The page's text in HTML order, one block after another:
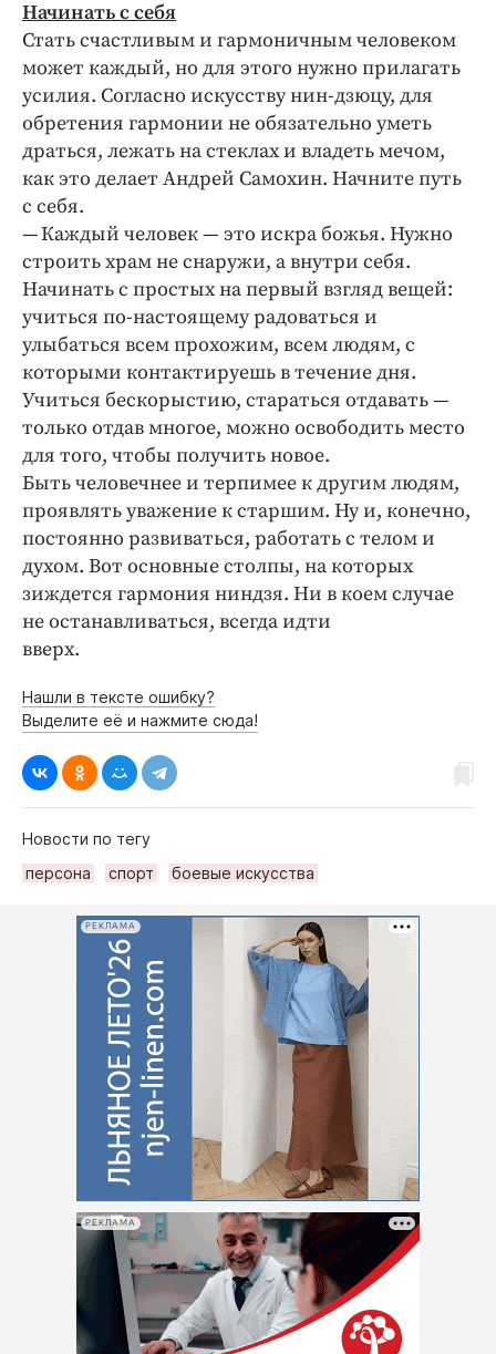
Начинать с себя
Стать счастливым и гармоничным человеком
может каждый, но для этого нужно прилагать
усилия. Согласно искусству нин-дзюцу, для
обретения гармонии не обязательно уметь
драться, лежать на стеклах и владеть мечом,
как это делает Андрей Самохин. Начните путь
с себя.
— Каждый человек — это искра божья. Нужно
строить храм не снаружи, а внутри себя.
Начинать с простых на первый взгляд вещей:
учиться по-настоящему радоваться и
улыбаться всем прохожим, всем людям, с
которыми контактируешь в течение дня.
Учиться бескорыстию, стараться отдавать —
только отдав многое, можно освободить место
для того, чтобы получить новое.
Быть человечнее и терпимее к другим людям,
проявлять уважение к старшим. Ну и, конечно,
постоянно развиваться, работать с телом и
духом. Вот основные столпы, на которых
зиждется гармония ниндзя. Ни в коем случае
не останавливаться, всегда идти
вверх.
Нашли в тексте ошибку?
Выделите её и нажмите сюда!
Новости по тегу
персона
спорт боевые искусства
РЕКЛАМА
РЕКЛАМА